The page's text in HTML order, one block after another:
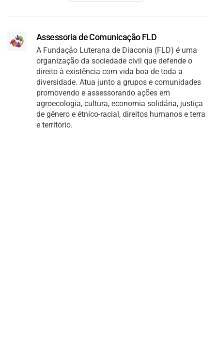
Assessoria de Comunicação FLD
A Fundação Luterana de Diaconia (FLD) é uma
organização da sociedade civil que defende o
direito à existência com vida boa de toda a
diversidade. Atua junto a grupos e comunidades
promovendo e assessorando ações em
agroecologia, cultura, economia solidária, justiça
de gênero e étnico-racial, direitos humanos e terra
e território.